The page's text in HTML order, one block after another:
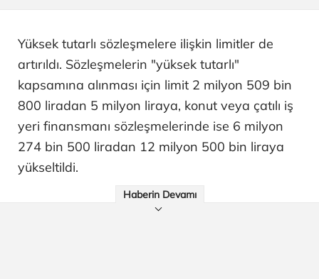
Yüksek tutarlı sözleşmelere ilişkin limitler de
artırıldı. Sözleşmelerin "yüksek tutarlı"
kapsamına alınması için limit 2 milyon 509 bin
800 liradan 5 milyon liraya, konut veya çatılı iş
yeri finansmanı sözleşmelerinde ise 6 milyon
274 bin 500 liradan 12 milyon 500 bin liraya
yükseltildi.
Haberin Devamı